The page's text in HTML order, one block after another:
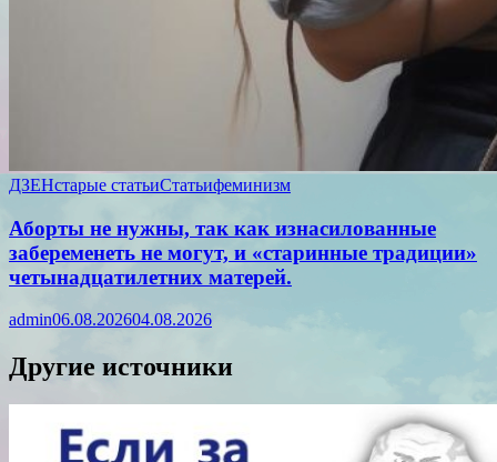
ДЗЕНстарые статьиСтатьифеминизм
Аборты не нужны, так как изнасилованные
забеременеть не могут, и «старинные традиции»
четынадцатилетних матерей.
admin06.08.202604.08.2026
Другие источники